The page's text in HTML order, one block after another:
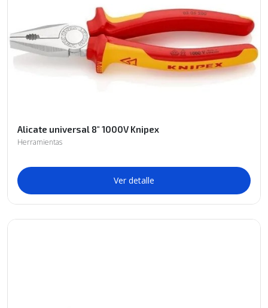
Alicate universal 8" 1000V Knipex
Herramientas
Ver detalle